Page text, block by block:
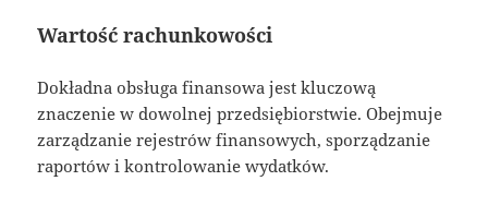
Wartość rachunkowości
Dokładna obsługa finansowa jest kluczową
znaczenie w dowolnej przedsiębiorstwie. Obejmuje
zarządzanie rejestrów finansowych, sporządzanie
raportów i kontrolowanie wydatków.